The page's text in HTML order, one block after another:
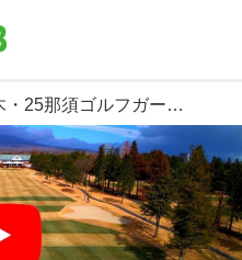
【栃木・25那須ゴルフガーデン】謎のストライプが9番フェアウェイに出現! ドライバー飛距離計測チャレンジホール。ウェルネスの森 那須。GOLULUチェック⑦